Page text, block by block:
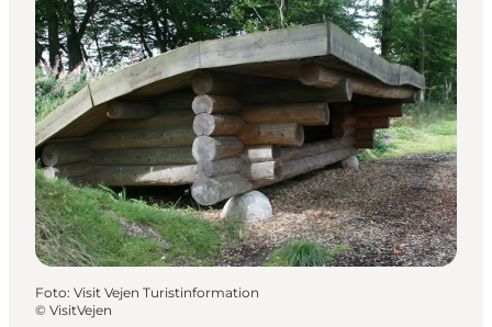
Foto: Visit Vejen Turistinformation
© VisitVejen